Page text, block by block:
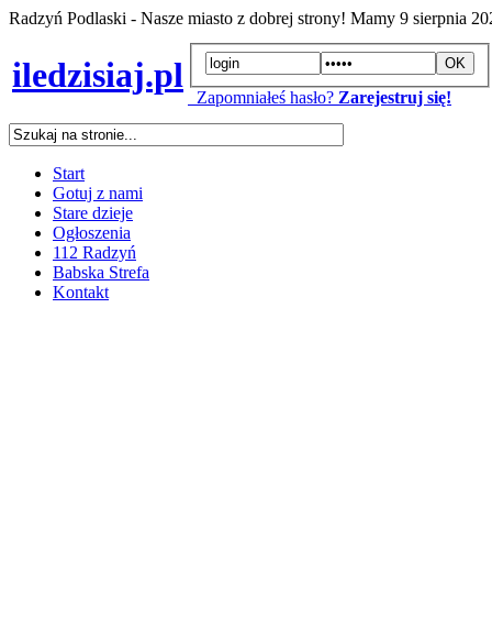
Radzyń Podlaski - Nasze miasto z dobrej strony! Mamy 9 sierpnia
iledzisiaj.pl
Zapomniałeś hasło? Zarejestruj się!
Start
Gotuj z nami
Stare dzieje
Ogłoszenia
112 Radzyń
Babska Strefa
Kontakt